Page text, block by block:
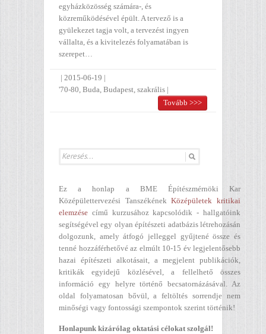
egyházközösség számára-, és
közreműködésével épült. A tervező is a
gyülekezet tagja volt, a tervezést ingyen
vállalta, és a kivitelezés folyamatában is
szerepet…
| 2015-06-19 |
'70-80, Buda, Budapest, szakrális |
Tovább >>>
Ez a honlap a BME Építészmérnöki Kar
Középülettervezési TanszékénekKözépületek kritikai
elemzése című kurzusához kapcsolódik - hallgatóink
segítségével egy olyan építészeti adatbázis létrehozásán
dolgozunk, amely átfogó jelleggel gyűjtené össze és
tenné hozzáférhetővé az elmúlt 10-15 év legjelentősebb
hazai építészeti alkotásait, a megjelent publikációk,
kritikák egyidejű közlésével, a fellelhető összes
információ egy helyre történő becsatornázásával. Az
oldal folyamatosan bővül, a feltöltés sorrendje nem
minőségi vagy fontossági szempontok szerint történik!
Honlapunk kizárólag oktatási célokat szolgál!